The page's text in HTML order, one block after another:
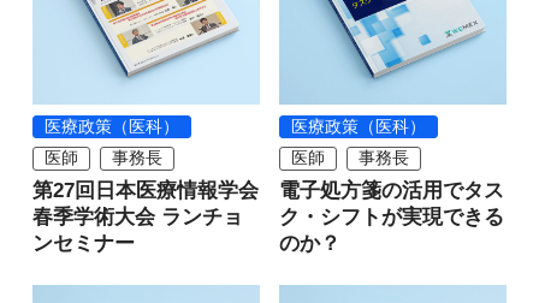
医療政策（医科）
医師
事務長
第27回日本医療情報学会
春季学術大会 ランチョ
ンセミナー
医療政策（医科）
医師
事務長
電子処方箋の活用でタス
ク・シフトが実現できる
のか？